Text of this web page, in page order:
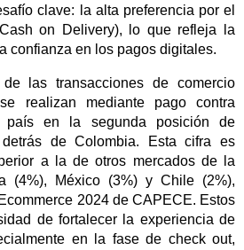
clave: la alta preferencia por el
on Delivery), lo que refleja la
confianza en los pagos digitales.
las transacciones de comercio
realizan mediante pago contra
país en la segunda posición de
de Colombia. Esta cifra es
a la de otros mercados de la
(4%), México (3%) y Chile (2%),
2024 de CAPECE. Estos
de fortalecer la experiencia de
en la fase de check out,